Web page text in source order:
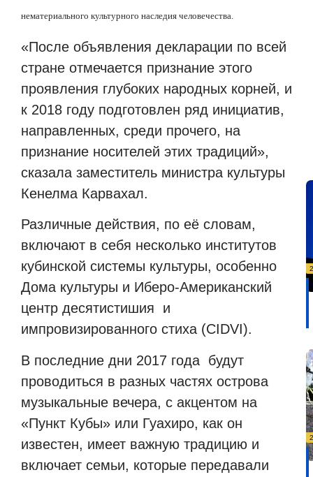
нематериального культурного наследия человечества.
«После объявления декларации по всей
стране отмечается признание этого
проявления глубоких народных корней, и
к 2018 году подготовлен ряд инициатив,
направленных, среди прочего, на
признание носителей этих традиций»,
сказала заместитель министра культуры
Кенелма Карвахал.
Различные действия, по её словам,
включают в себя несколько институтов
кубинской системы культуры, особенно
Дома культуры и Иберо-Американский
центр десятистишия
и
импровизированного стиха (CIDVI).
В последние дни 2017 года будут
проводиться в разных частях острова
музыкальные вечера, с акцентом на
«Пункт Кубы» или Гуахиро, как он
известен, имеет важную традицию и
включает семьи, которые передавали